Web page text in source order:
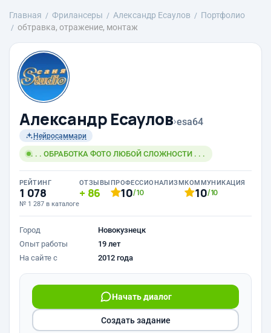
Главная Фрилансеры Александр Есаулов
Портфолио
обтравка, отражение, монтаж
Александр Есаулов›esa64
Нейросаммари
. . . ОБРАБОТКА ФОТО ЛЮБОЙ СЛОЖНОСТИ . . .
РЕЙТИНГ
1 078
№ 1 287 в каталоге
ОТЗЫВЫ
86
ПРОФЕССИОНАЛИЗМ
10/10
КОММУНИКАЦИЯ
10/10
Город
Новокузнецк
Опыт работы
19 лет
На сайте с
2012 года
Начать диалог
Создать задание